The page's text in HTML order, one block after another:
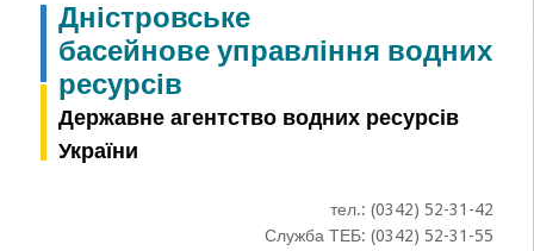
Дністровське
басейнове управління водних
ресурсів
Державне агентство водних ресурсів
України
тел.: (0342) 52-31-42
Служба ТЕБ: (0342) 52-31-55